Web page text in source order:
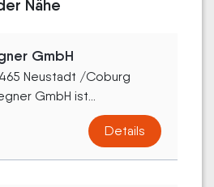
Nähe
GmbH
Neustadt /Coburg
GmbH ist...
Details